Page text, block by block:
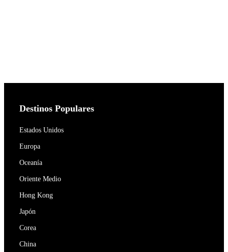
Destinos Populares
Estados Unidos
Europa
Oceanía
Oriente Medio
Hong Kong
Japón
Corea
China